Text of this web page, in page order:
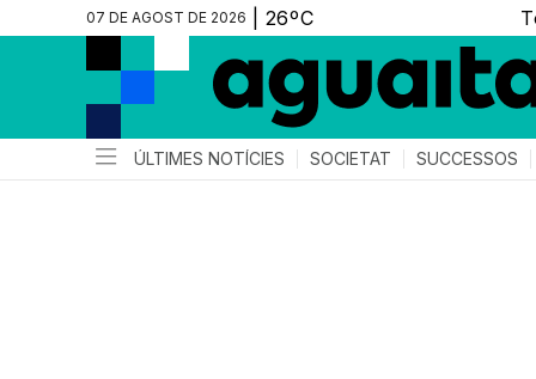
07 DE AGOST DE 2026
ÚLTIMES NOTÍCIES SOCIETAT SUCCESSOS